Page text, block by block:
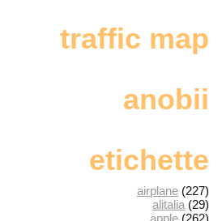
traffic map
anobii
etichette
airplane (227)
alitalia (29)
apple (262)